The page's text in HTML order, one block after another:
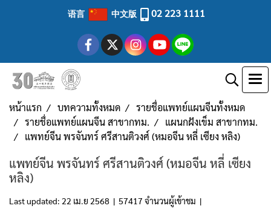
语言 中文版 02 223 1111
หน้าแรก บทความทั้งหมด
รายชื่อแพทย์แผนจีนทั้งหมด
รายชื่อแพทย์แผนจีน สาขากทม.
แผนกฝังเข็ม สาขากทม.
แพทย์จีน พรจันทร์ ศรีสานติวงศ์ (หมอจีน หลี่ เซียง หลิง)
แพทย์จีน พรจันทร์ ศรีสานติวงศ์ (หมอจีน หลี่ เซียง
หลิง)
Last updated: 22 เม.ย 2568 | 57417 จำนวนผู้เข้าชม |